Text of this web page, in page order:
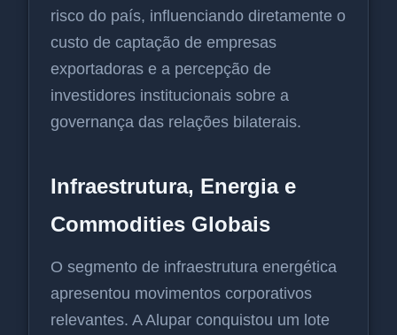
risco do país, influenciando diretamente o
custo de captação de empresas
exportadoras e a percepção de
investidores institucionais sobre a
governança das relações bilaterais.
Infraestrutura, Energia e
Commodities Globais
O segmento de infraestrutura energética
apresentou movimentos corporativos
relevantes. A Alupar conquistou um lote